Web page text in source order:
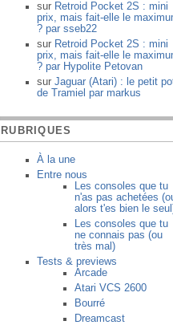
sur Retroid Pocket 2S : mini
prix, mais fait-elle le
? par sseb22
sur Retroid Pocket 2S : mini
prix, mais fait-elle le
? par Hypolite Petovan
sur Jaguar (Atari) : le petit
de Tramiel par markus
RUBRIQUES
À la une
Entre nous
Les consoles que tu
n'as pas achetées
alors t'es bien le
Les consoles que tu
ne connais pas (ou
très mal)
Tests & previews
Arcade
Atari VCS 2600
Bourré
Dreamcast